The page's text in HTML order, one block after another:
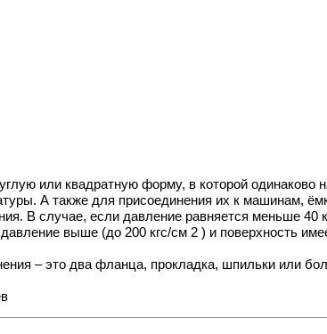
или квадратную форму, в которой
А также для присоединения их к машинам,
В случае, если давление равняется меньше 40
давление выше (до 200 кгс/см 2 ) и поверхность
– это два фланца, прокладка, шпильки или